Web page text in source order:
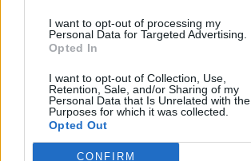
I want to opt-out of processing my
Personal Data for Targeted Advertising.
Opted In
I want to opt-out of Collection, Use,
Retention, Sale, and/or Sharing of my
Personal Data that Is Unrelated with the
Purposes for which it was collected.
Opted Out
CONFIRM